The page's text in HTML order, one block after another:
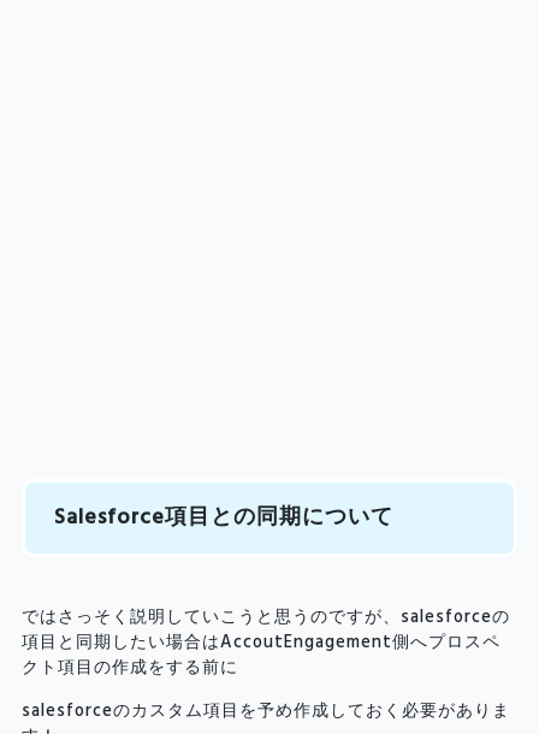
Salesforce項目との同期について
ではさっそく説明していこうと思うのですが、salesforceの
項目と同期したい場合はAccoutEngagement側へプロスペ
クト項目の作成をする前に
salesforceのカスタム項目を予め作成しておく必要がありま